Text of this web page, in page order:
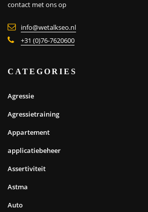
contact met ons op
info@wetalkseo.nl
+31 (0)76-7620600
CATEGORIES
Agressie
Agressietraining
Appartement
applicatiebeheer
Assertiviteit
Astma
Auto